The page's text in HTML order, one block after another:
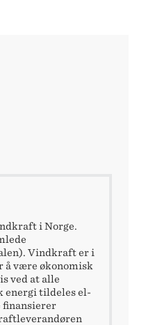
i Norge.
Vindkraft er i
å være økonomisk
ved at alle
energi tildeles el-